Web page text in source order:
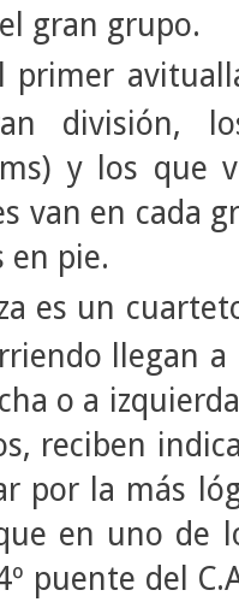
gran grupo.
división,
y los que
van en cada
en pie.
es un
llegan
o a
reciben
por la más
en uno de
puente del